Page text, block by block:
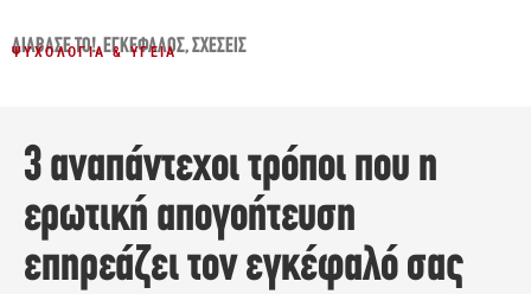
ΔΙΆΒΑΣΈ ΤΟ!,ΕΓΚΈΦΑΛΟΣ,ΣΧΈΣΕΙΣ
ΨΥΧΟΛΟΓΊΑ & ΥΓΕΊΑ
3 αναπάντεχοι τρόποι που η
ερωτική απογοήτευση
επηρεάζει τον εγκέφαλό σας